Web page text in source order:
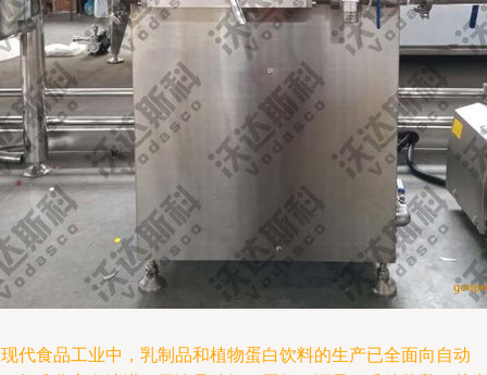
代食品工业中，乳制品和植物蛋白饮料的生产已全面向自动